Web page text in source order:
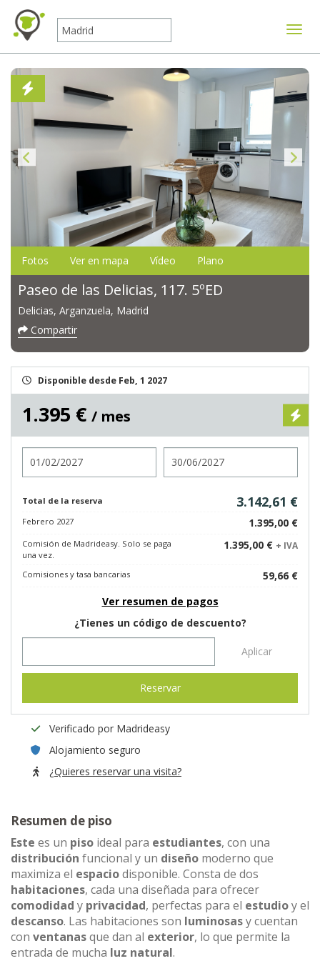
Fotos Ver en mapa Vídeo Plano
Paseo de las Delicias, 117. 5ºED
Delicias, Arganzuela, Madrid
Compartir
Disponible desde Feb, 1 2027
1.395 € / mes
Total de la reserva 3.142,61 €
Febrero 2027 1.395,00 €
Comisión de Madrideasy. Solo se paga
una vez.
1.395,00 € + IVA
Comisiones y tasa bancarias
59,66 €
Ver resumen de pagos
¿Tienes un código de descuento?
Aplicar
Reservar
Verificado por Madrideasy
Alojamiento seguro
¿Quieres reservar una visita?
Resumen de piso
Este es un piso ideal para estudiantes, con una
distribución funcional y un diseño moderno que
maximiza el espaciodisponible. Consta de dos
habitaciones, cada una diseñada para ofrecer
comodidad y privacidad, perfectas para el estudioy el
descanso. Las habitaciones son luminosasy cuentan
con ventanasque dan al exterior, lo que permite la
entrada de mucha luz natural.